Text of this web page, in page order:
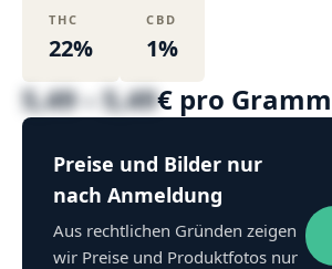
THC
22%
CBD
1%
5,49 – 5,49€ pro Gramm
Preise und Bilder nur
nach Anmeldung
Aus rechtlichen Gründen zeigen
wir Preise und Produktfotos nur